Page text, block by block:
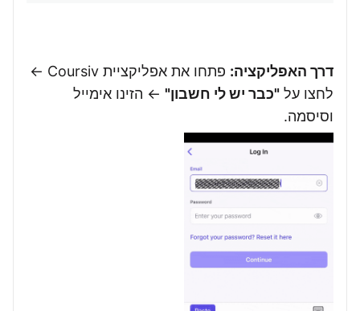
דרך האפליקציה:
פתחו את אפליקציית Coursiv ←
לחצו על "כבר יש לי חשבון" ← הזינו אימייל
וסיסמה.